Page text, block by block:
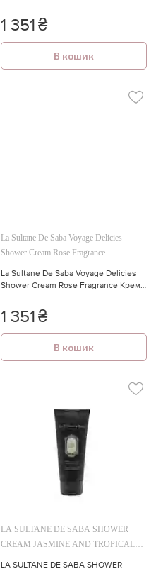
1 351₴
В кошик
La Sultane De Saba Voyage Delicies
Shower Cream Rose Fragrance
La Sultane De Saba Voyage Delicies
Shower Cream Rose Fragrance Крем-
200 мл
1 351₴
В кошик
LA SULTANE DE SABA SHOWER
CREAM JASMINE AND TROPICAL
LA SULTANE DE SABA SHOWER